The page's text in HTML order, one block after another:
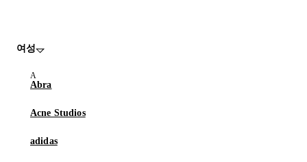
여성
Abra
Acne Studios
adidas